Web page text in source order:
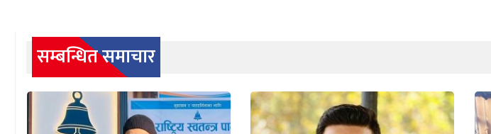
सम्बन्धित समाचार